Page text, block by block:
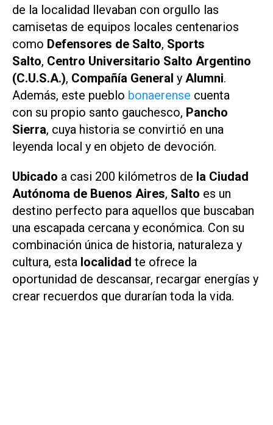
de la localidad llevaban con orgullo las
camisetas de equipos locales centenarios
como Defensores de Salto, Sports
Salto, Centro Universitario Salto Argentino
(C.U.S.A.), Compañía General y Alumni.
Además, este pueblo bonaerense cuenta
con su propio santo gauchesco, Pancho
Sierra, cuya historia se convirtió en una
leyenda local y en objeto de devoción.
Ubicado a casi 200 kilómetros de la Ciudad
Autónoma de Buenos Aires, Salto es un
destino perfecto para aquellos que buscaban
una escapada cercana y económica. Con su
combinación única de historia, naturaleza y
cultura, esta localidad te ofrece la
oportunidad de descansar, recargar energías y
crear recuerdos que durarían toda la vida.